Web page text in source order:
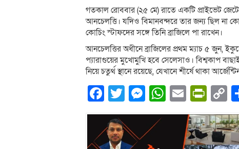
গতকাল রোববার (২৫ মে) রাতে একটি প্রাইভেট
আনচেলত্তি। যদিও বিমানবন্দরে তার জন্য ছিল না
কোচিং স্টাফদের সঙ্গে তিনি ব্রাজিলে পা রাখেন।
আনচেলত্তির অধীনে ব্রাজিলের প্রথম ম্যাচ ৫ জুন,
প্যারাগুয়ের মুখোমুখি হবে সেলেসাও। বিশ্বকাপ
নিয়ে চতুর্থ স্থানে রয়েছে, যেখানে শীর্ষে থাকা
Facebook
Twitter
Messenger
Email